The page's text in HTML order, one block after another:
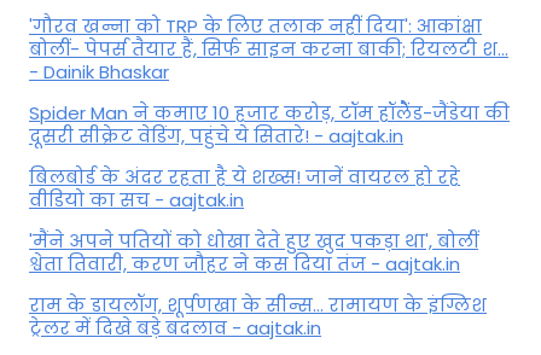
'गौरव खन्ना को TRP के लिए तलाक नहीं दिया': आकांक्षा
बोलीं- पेपर्स तैयार हैं, सिर्फ साइन करना बाकी; रियलटी श...
- Dainik Bhaskar
Spider Man ने कमाए 10 हजार करोड़, टॉम हॉलैेंड-जैंडेया की
दूसरी सीक्रेट वेडिंग, पहुंचे ये सितारे! - aajtak.in
बिलबोर्ड के अंदर रहता है ये शख्स! जानें वायरल हो रहे
वीडियो का सच - aajtak.in
'मैंने अपने पतियों को धोखा देते हुए खुद पकड़ा था', बोलीं
श्वेता तिवारी, करण जौहर ने कस दिया तंज - aajtak.in
राम के डायलॉग, शूर्पणखा के सीन्स... रामायण के इंग्लिश
ट्रेलर में दिखे बड़े बदलाव - aajtak.in